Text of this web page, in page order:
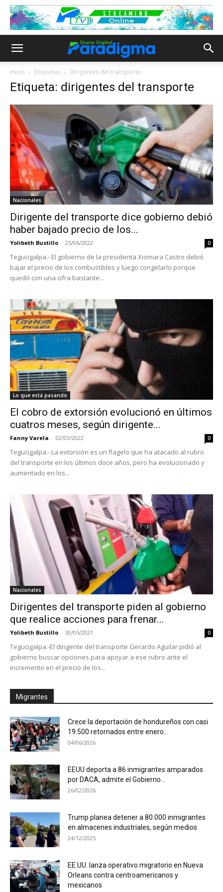
Inicio Etiquetas Dirigentes del transporte
Etiqueta: dirigentes del transporte
Nacionales
Dirigente del transporte dice gobierno debió
haber bajado precio de los...
Yolibeth Bustillo - 25/06/2022 0
Tegucigalpa.- El gobierno de la presidenta Xiomara Castro debió
bajar el precio de los combustibles y luego congelarlo porque
quedó con una cifra bastante...
Lo que está pasando
El cobro de extorsión evolucionó en últimos
cuatros meses, según dirigente...
Fanny Varela - 02/03/2022 0
Tegucigalpa.- La extorsión es un flagelo que ha atacado al rubro
del transporte en los últimos doce años, pero ha evolucionado y
aumentado en los...
Nacionales
Dirigentes del transporte piden al gobierno
que realice acciones para frenar...
Yolibeth Bustillo - 30/05/2021 0
Tegucigalpa.-El dirigente del transporte Gerardo Aguilar pidió al
gobierno buscar opciones para apoyar a ese rubro ante el
incremento en el precio de los...
Migrantes
Crece la deportación de hondureños con casi
19.500 retornados entre enero...
04/06/2026
EEUU deporta a 86 inmigrantes amparados
por DACA, admite el Gobierno...
26/02/2026
Trump planea detener a 80.000 inmigrantes
en almacenes industriales, según medios
24/12/2025
EE.UU. lanza operativo migratorio en Nueva
Orleans contra centroamericanos y
mexicanos